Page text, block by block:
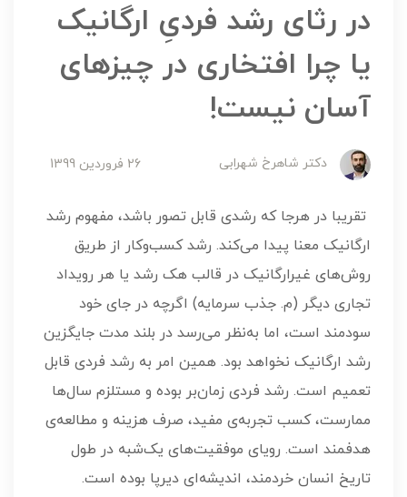
در رثای رشد فردیِ ارگانیک
یا چرا افتخاری در چیزهای
آسان نیست!
دکتر شاهرخ شهرابی 26 فروردین 1399
تقریبا در هرجا که رشدی قابل تصور باشد، مفهوم رشد
ارگانیک معنا پیدا می‌کند. رشد کسب‌وکار از طریق
روش‌های غیرارگانیک در قالب هک رشد یا هر رویداد
تجاری دیگر (م.‌ جذب سرمایه) اگرچه در جای خود
سودمند است، اما به‌نظر می‌رسد در بلند مدت جایگزین
رشد ارگانیک نخواهد بود. همین امر به رشد فردی قابل
تعمیم است. رشد فردی زمان‌بر بوده و مستلزم سال‌ها
ممارست، کسب تجربه‌‌ی مفید، صرف هزینه و مطالعه‌ی
هدفمند است‌. رویای موفقیت‌های یک‌شبه در طول
تاریخ انسان خردمند، اندیشه‌ای دیرپا بوده است.